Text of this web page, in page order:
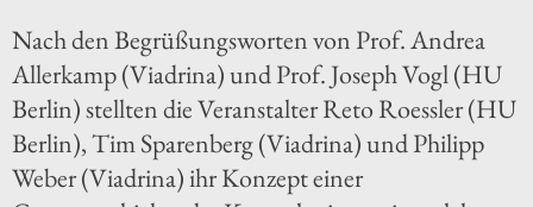
Nach den Begrüßungsworten von Prof. Andrea
Allerkamp (Viadrina) und Prof. Joseph Vogl (HU
Berlin) stellten die Veranstalter Reto Roessler (HU
Berlin), Tim Sparenberg (Viadrina) und Philipp
Weber (Viadrina) ihr Konzept einer